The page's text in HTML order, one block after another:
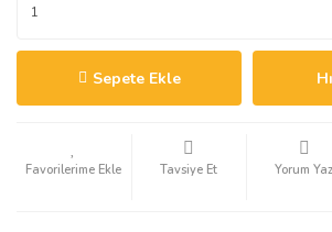
Sepete Ekle
Tavsiye Et Yorum Yaz